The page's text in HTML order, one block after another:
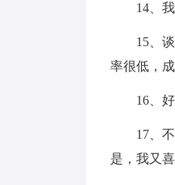
14、
15、
率很低，
16、
17、
是，我又